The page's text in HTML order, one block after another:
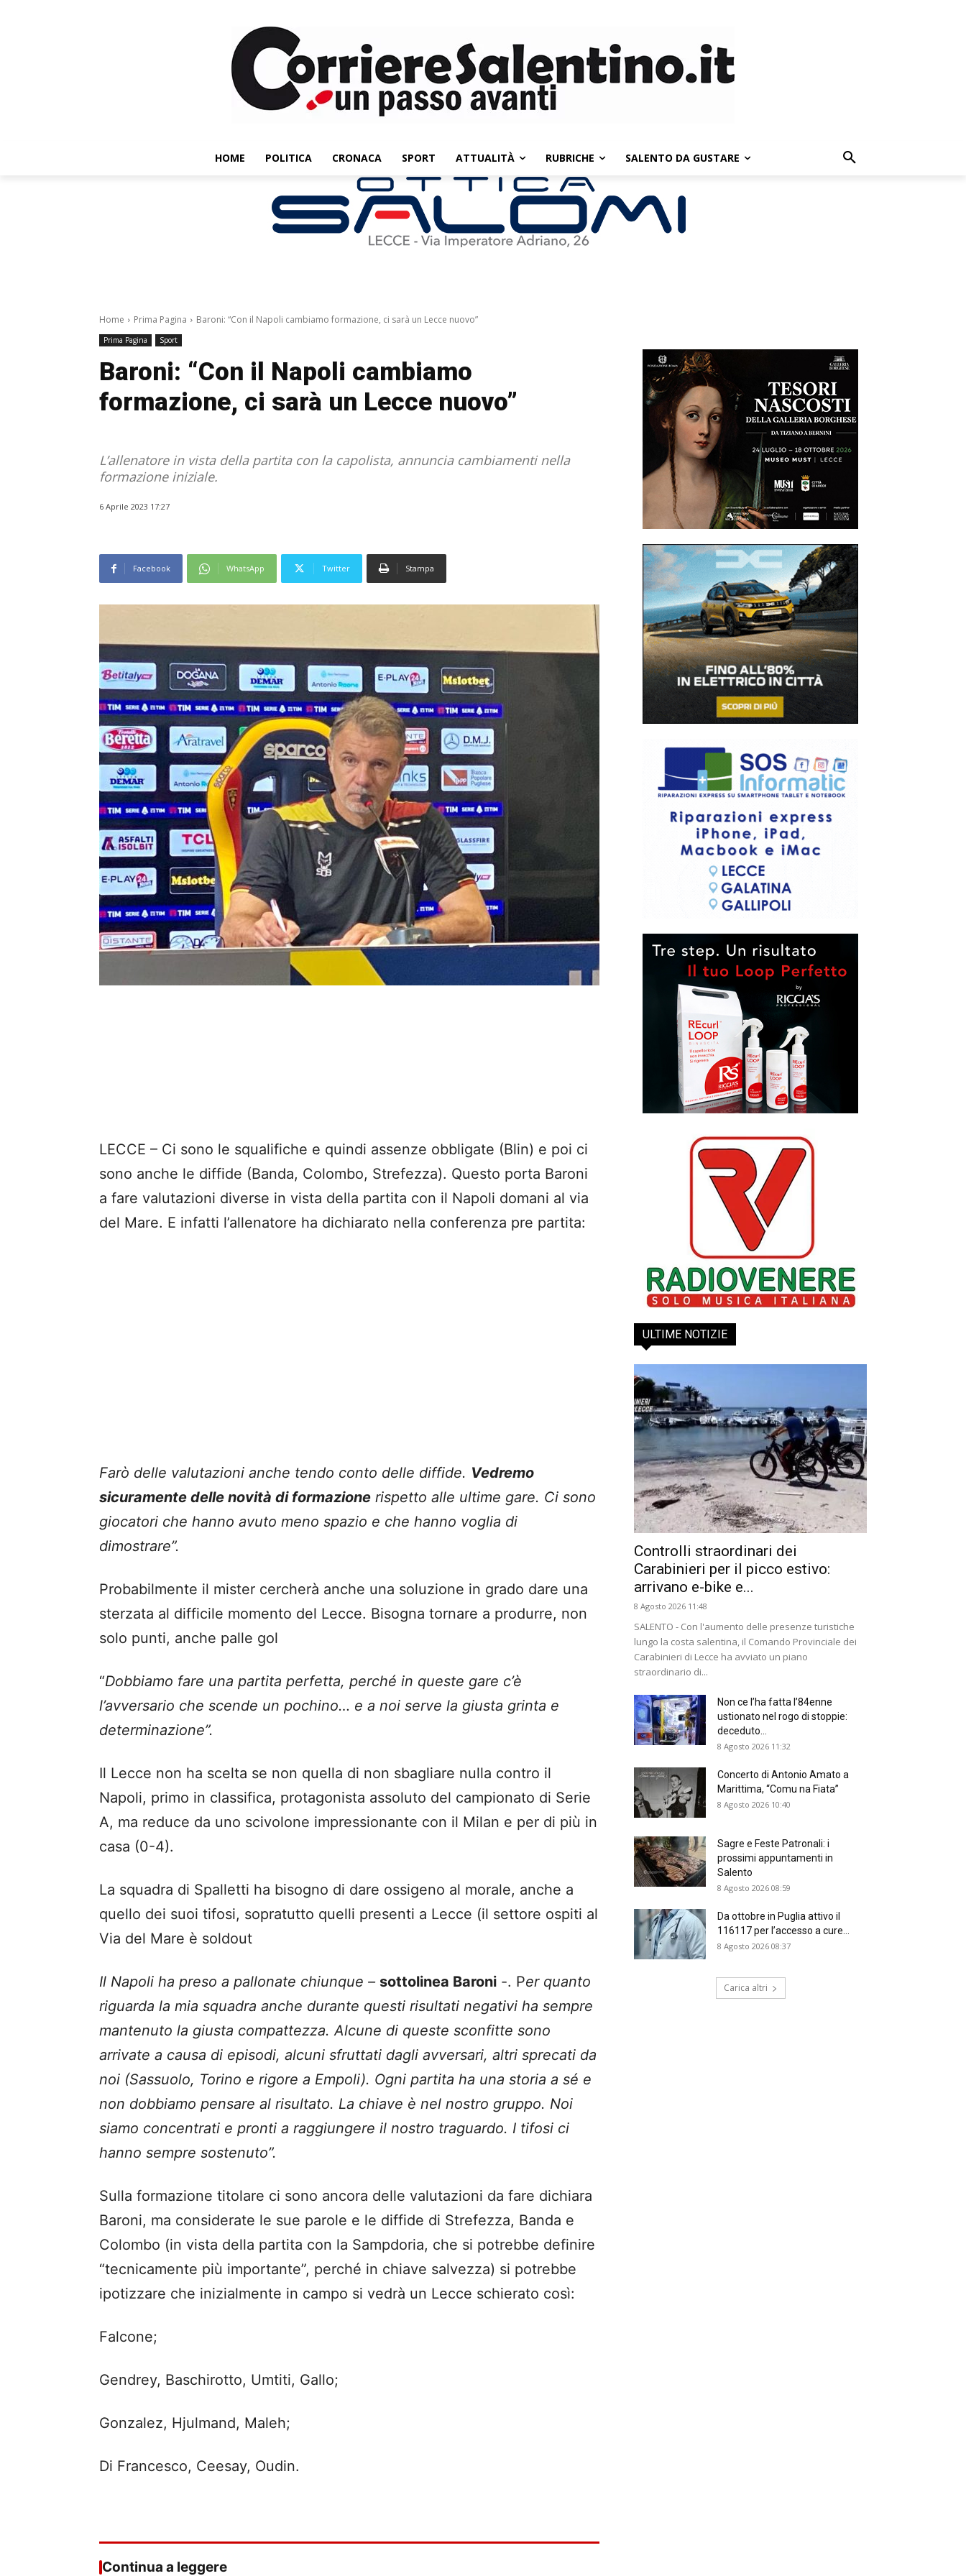
HOME POLITICA CRONACA SPORT ATTUALITÀ RUBRICHE SALENTO DA GUSTARE
Home Prima Pagina Baroni: “Con il Napoli cambiamo formazione, ci sarà un Lecce nuovo”
Prima Pagina Sport
Baroni: “Con il Napoli cambiamo
formazione, ci sarà un Lecce nuovo”
L’allenatore in vista della partita con la capolista, annuncia cambiamenti nella
formazione iniziale.
6 Aprile 2023 17:27
Facebook WhatsApp Twitter Stampa
LECCE – Ci sono le squalifiche e quindi assenze obbligate (Blin) e poi ci
sono anche le diffide (Banda, Colombo, Strefezza). Questo porta Baroni
a fare valutazioni diverse in vista della partita con il Napoli domani al via
del Mare. E infatti l’allenatore ha dichiarato nella conferenza pre partita:
Farò delle valutazioni anche tendo conto delle diffide. Vedremo
sicuramente delle novità di formazione rispetto alle ultime gare. Ci sono
giocatori che hanno avuto meno spazio e che hanno voglia di
dimostrare”.
Probabilmente il mister cercherà anche una soluzione in grado dare una
sterzata al difficile momento del Lecce. Bisogna tornare a produrre, non
solo punti, anche palle gol
“Dobbiamo fare una partita perfetta, perché in queste gare c’è
l’avversario che scende un pochino… e a noi serve la giusta grinta e
determinazione”.
Il Lecce non ha scelta se non quella di non sbagliare nulla contro il
Napoli, primo in classifica, protagonista assoluto del campionato di Serie
A, ma reduce da uno scivolone impressionante con il Milan e per di più in
casa (0-4).
La squadra di Spalletti ha bisogno di dare ossigeno al morale, anche a
quello dei suoi tifosi, sopratutto quelli presenti a Lecce (il settore ospiti al
Via del Mare è soldout
Il Napoli ha preso a pallonate chiunque – sottolinea Baroni -. Per quanto
riguarda la mia squadra anche durante questi risultati negativi ha sempre
mantenuto la giusta compattezza. Alcune di queste sconfitte sono
arrivate a causa di episodi, alcuni sfruttati dagli avversari, altri sprecati da
noi (Sassuolo, Torino e rigore a Empoli). Ogni partita ha una storia a sé e
non dobbiamo pensare al risultato. La chiave è nel nostro gruppo. Noi
siamo concentrati e pronti a raggiungere il nostro traguardo. I tifosi ci
hanno sempre sostenuto”.
Sulla formazione titolare ci sono ancora delle valutazioni da fare dichiara
Baroni, ma considerate le sue parole e le diffide di Strefezza, Banda e
Colombo (in vista della partita con la Sampdoria, che si potrebbe definire
“tecnicamente più importante”, perché in chiave salvezza) si potrebbe
ipotizzare che inizialmente in campo si vedrà un Lecce schierato così:
Falcone;
Gendrey, Baschirotto, Umtiti, Gallo;
Gonzalez, Hjulmand, Maleh;
Di Francesco, Ceesay, Oudin.
Continua a leggere
ULTIME NOTIZIE
Controlli straordinari dei
Carabinieri per il picco estivo:
arrivano e-bike e...
8 Agosto 2026 11:48
SALENTO - Con l'aumento delle presenze turistiche
lungo la costa salentina, il Comando Provinciale dei
Carabinieri di Lecce ha avviato un piano
straordinario di...
Non ce l’ha fatta l’84enne
ustionato nel rogo di stoppie:
deceduto...
8 Agosto 2026 11:32
Concerto di Antonio Amato a
Marittima, “Comu na Fiata”
8 Agosto 2026 10:40
Sagre e Feste Patronali: i
prossimi appuntamenti in
Salento
8 Agosto 2026 08:59
Da ottobre in Puglia attivo il
116117 per l’accesso a cure...
8 Agosto 2026 08:37
Carica altri